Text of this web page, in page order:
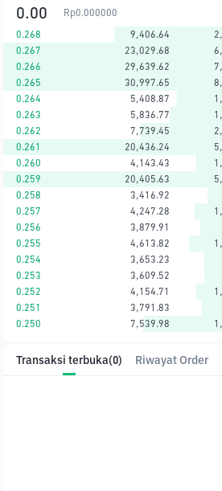
0.00 Rp0.000000
0.268
9,406.64
0.267
23,029.68
0.266
29,639.62
0.265
30,997.65
0.264
5,408.87
0.263
5,836.77
0.262
7,739.45
0.261
20,436.24
0.260
4,143.43
0.259
20,405.63
0.258
3,416.92
0.257
4,247.28
0.256
3,879.91
0.255
4,613.82
0.254
3,653.23
0.253
3,609.52
0.252
4,154.71
0.251
3,791.83
0.250
7,539.98
Transaksi terbuka(0) Riwayat Order